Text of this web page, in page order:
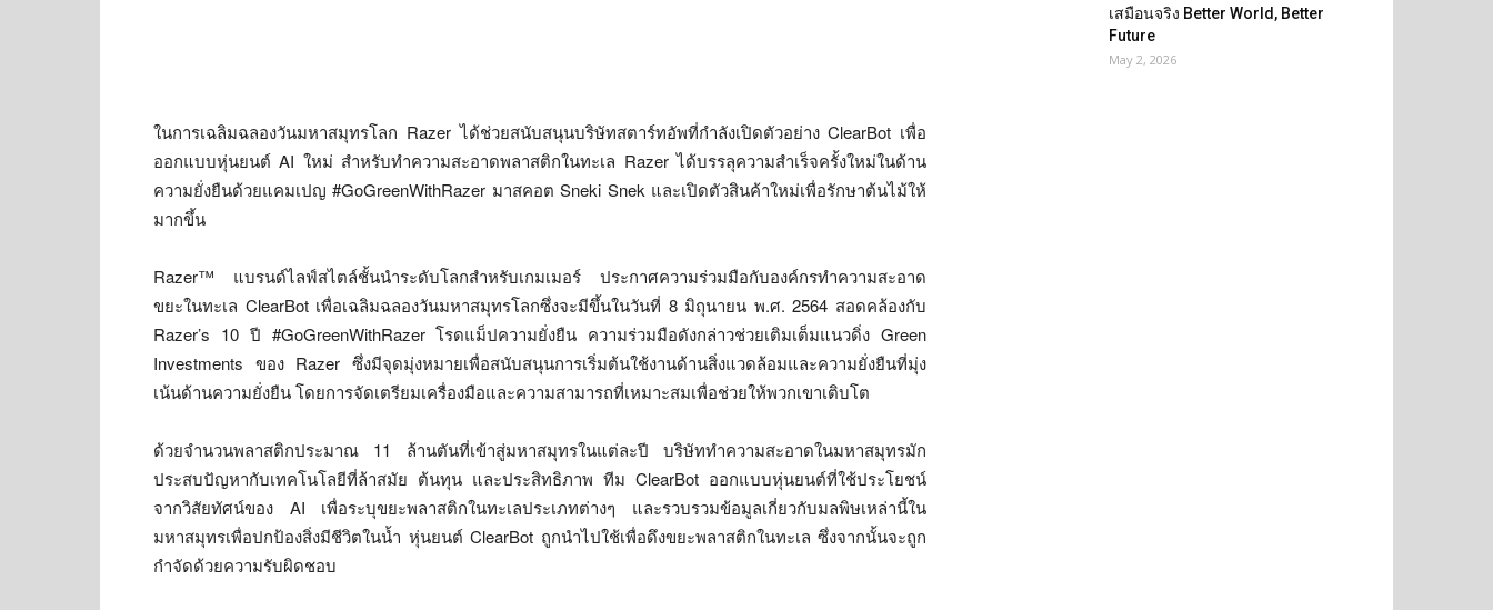
ในการเฉลิมฉลองวันมหาสมุทรโลก Razer ได้ช่วยสนับสนุนบริษัทสตาร์ทอัพที่กำลังเปิดตัวอย่าง ClearBot เพื่อ
ออกแบบหุ่นยนต์ AI ใหม่ สำหรับทำความสะอาดพลาสติกในทะเล Razer ได้บรรลุความสำเร็จครั้งใหม่ในด้าน
ความยั่งยืนด้วยแคมเปญ #GoGreenWithRazer มาสคอต Sneki Snek และเปิดตัวสินค้าใหม่เพื่อรักษาต้นไม้ให้
มากขึ้น
Razer™ แบรนด์ไลฟ์สไตล์ชั้นนำระดับโลกสำหรับเกมเมอร์ ประกาศความร่วมมือกับองค์กรทำความสะอาด
ขยะในทะเล ClearBot เพื่อเฉลิมฉลองวันมหาสมุทรโลกซึ่งจะมีขึ้นในวันที่ 8 มิถุนายน พ.ศ. 2564 สอดคล้องกับ
Razer’s 10 ปี #GoGreenWithRazer โรดแม็ปความยั่งยืน ความร่วมมือดังกล่าวช่วยเติมเต็มแนวดิ่ง Green
Investments ของ Razer ซึ่งมีจุดมุ่งหมายเพื่อสนับสนุนการเริ่มต้นใช้งานด้านสิ่งแวดล้อมและความยั่งยืนที่มุ่ง
เน้นด้านความยั่งยืน โดยการจัดเตรียมเครื่องมือและความสามารถที่เหมาะสมเพื่อช่วยให้พวกเขาเติบโต
ด้วยจำนวนพลาสติกประมาณ 11 ล้านตันที่เข้าสู่มหาสมุทรในแต่ละปี บริษัททำความสะอาดในมหาสมุทรมัก
ประสบปัญหากับเทคโนโลยีที่ล้าสมัย ต้นทุน และประสิทธิภาพ ทีม ClearBot ออกแบบหุ่นยนต์ที่ใช้ประโยชน์
จากวิสัยทัศน์ของ AI เพื่อระบุขยะพลาสติกในทะเลประเภทต่างๆ และรวบรวมข้อมูลเกี่ยวกับมลพิษเหล่านี้ใน
มหาสมุทรเพื่อปกป้องสิ่งมีชีวิตในน้ำ หุ่นยนต์ ClearBot ถูกนำไปใช้เพื่อดึงขยะพลาสติกในทะเล ซึ่งจากนั้นจะถูก
กำจัดด้วยความรับผิดชอบ
เสมือนจริง Better World, Better
Future
May 2, 2026